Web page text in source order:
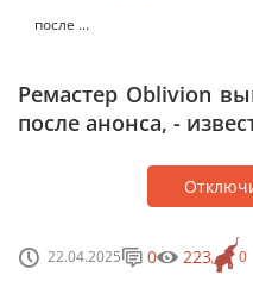
после ...
Ремастер Oblivion
после анонса, -
22.04.2025 0
0 223